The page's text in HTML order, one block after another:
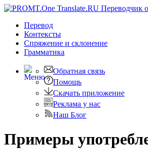
Перевод
Контексты
Спряжение и склонение
Грамматика
Обратная связь
Помощь
Скачать приложение
Реклама у нас
Наш Блог
Примеры